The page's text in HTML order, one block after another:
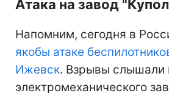
Атака на завод
Напомним, сегодня в
якобы атаке
Ижевск. Взрывы слышали
электромеханического